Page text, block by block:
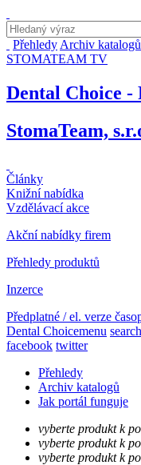
Přehledy Archiv katalogů
STOMATEAM TV
Dental Choice
StomaTeam,
Články
Knižní nabídka
Vzdělávací akce
Akční nabídky firem
Přehledy produktů
Inzerce
Předplatné / el. verze
Dental Choicemenu search
facebook twitter
Přehledy
Archiv katalogů
Jak portál funguje
vyberte produkt k
vyberte produkt k
vyberte produkt k